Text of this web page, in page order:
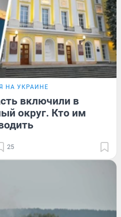
НА УКРАИНЕ
включили в
округ. Кто им
25